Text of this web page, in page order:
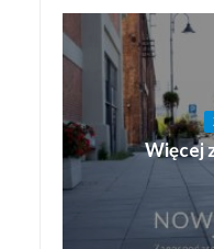
Więcej